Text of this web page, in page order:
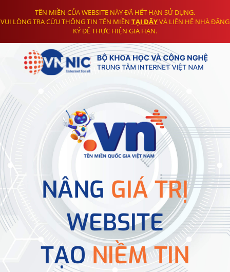
TÊN MIỀN CỦA WEBSITE NÀY ĐÃ HẾT HẠN SỬ DỤNG.
VUI LÒNG TRA CỨU THÔNG TIN TÊN MIỀN TẠI ĐÂYVÀ LIÊN HỆ NHÀ ĐĂNG
KÝ ĐỂ THỰC HIỆN GIA HẠN.
NÂNG GIÁ TRỊ
WEBSITE
TẠONIỀM TIN